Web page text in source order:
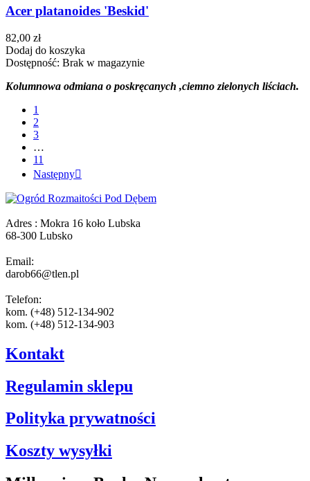
Acer platanoides 'Beskid'
82,00 zł
Dodaj do koszyka
Dostępność: Brak w magazynie
Kolumnowa odmiana o poskręcanych ,ciemno zielonych liściach.
1
2
3
…
11
Następny
Adres : Mokra 16 koło Lubska
68-300 Lubsko
Email:
darob66@tlen.pl
Telefon:
kom. (+48) 512-134-902
kom. (+48) 512-134-903
Kontakt
Regulamin sklepu
Polityka prywatności
Koszty wysyłki